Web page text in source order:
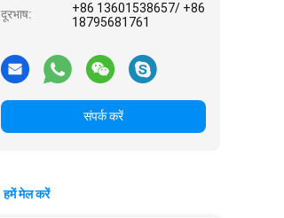
दूरभाष:
+86 13601538657/ +86
18795681761
संपर्क करें
हमें मेल करें